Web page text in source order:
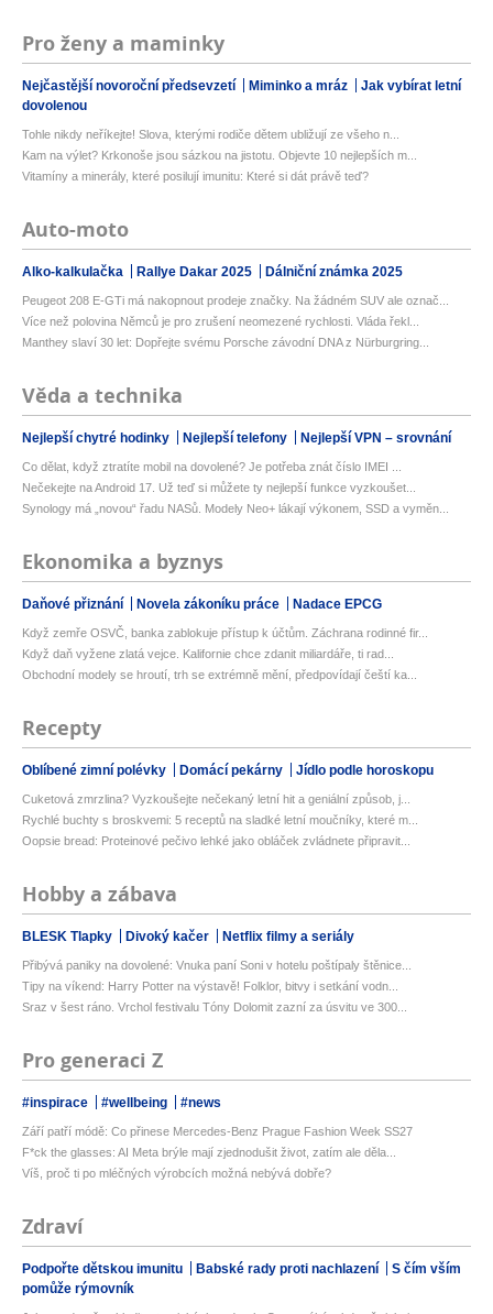
Pro ženy a maminky
Nejčastější novoroční předsevzetí Miminko a mráz
Jak vybírat letní
dovolenou
Tohle nikdy neříkejte! Slova, kterými rodiče dětem ubližují ze všeho n...
Kam na výlet? Krkonoše jsou sázkou na jistotu. Objevte 10 nejlepších m...
Vitamíny a minerály, které posilují imunitu: Které si dát právě teď?
Auto-moto
Alko-kalkulačka Rallye Dakar 2025 Dálniční známka 2025
Peugeot 208 E-GTi má nakopnout prodeje značky. Na žádném SUV ale označ...
Více než polovina Němců je pro zrušení neomezené rychlosti. Vláda řekl...
Manthey slaví 30 let: Dopřejte svému Porsche závodní DNA z Nürburgring...
Věda a technika
Nejlepší chytré hodinky Nejlepší telefony Nejlepší VPN – srovnání
Co dělat, když ztratíte mobil na dovolené? Je potřeba znát číslo IMEI ...
Nečekejte na Android 17. Už teď si můžete ty nejlepší funkce vyzkoušet...
Synology má „novou“ řadu NASů. Modely Neo+ lákají výkonem, SSD a vyměn...
Ekonomika a byznys
Daňové přiznání Novela zákoníku práce Nadace EPCG
Když zemře OSVČ, banka zablokuje přístup k účtům. Záchrana rodinné fir...
Když daň vyžene zlatá vejce. Kalifornie chce zdanit miliardáře, ti rad...
Obchodní modely se hroutí, trh se extrémně mění, předpovídají čeští ka...
Recepty
Oblíbené zimní polévky Domácí pekárny Jídlo podle horoskopu
Cuketová zmrzlina? Vyzkoušejte nečekaný letní hit a geniální způsob, j...
Rychlé buchty s broskvemi: 5 receptů na sladké letní moučníky, které m...
Oopsie bread: Proteinové pečivo lehké jako obláček zvládnete připravit...
Hobby a zábava
BLESK Tlapky Divoký kačer Netflix filmy a seriály
Přibývá paniky na dovolené: Vnuka paní Soni v hotelu poštípaly štěnice...
Tipy na víkend: Harry Potter na výstavě! Folklor, bitvy i setkání vodn...
Sraz v šest ráno. Vrchol festivalu Tóny Dolomit zazní za úsvitu ve 300...
Pro generaci Z
#inspirace #wellbeing #news
Září patří módě: Co přinese Mercedes-Benz Prague Fashion Week SS27
F*ck the glasses: AI Meta brýle mají zjednodušit život, zatím ale děla...
Víš, proč ti po mléčných výrobcích možná nebývá dobře?
Zdraví
Podpořte dětskou imunitu Babské rady proti nachlazení
S čím vším
pomůže rýmovník